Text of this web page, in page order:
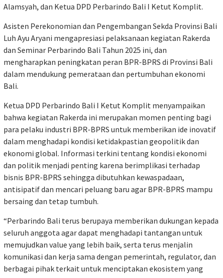
Alamsyah, dan Ketua DPD Perbarindo Bali I Ketut Komplit.
Asisten Perekonomian dan Pengembangan Sekda Provinsi Bali
Luh Ayu Aryani mengapresiasi pelaksanaan kegiatan Rakerda
dan Seminar Perbarindo Bali Tahun 2025 ini, dan
mengharapkan peningkatan peran BPR-BPRS di Provinsi Bali
dalam mendukung pemerataan dan pertumbuhan ekonomi
Bali.
Ketua DPD Perbarindo Bali I Ketut Komplit menyampaikan
bahwa kegiatan Rakerda ini merupakan momen penting bagi
para pelaku industri BPR-BPRS untuk memberikan ide inovatif
dalam menghadapi kondisi ketidakpastian geopolitik dan
ekonomi global. Informasi terkini tentang kondisi ekonomi
dan politik menjadi penting karena berimplikasi terhadap
bisnis BPR-BPRS sehingga dibutuhkan kewaspadaan,
antisipatif dan mencari peluang baru agar BPR-BPRS mampu
bersaing dan tetap tumbuh.
“Perbarindo Bali terus berupaya memberikan dukungan kepada
seluruh anggota agar dapat menghadapi tantangan untuk
memujudkan value yang lebih baik, serta terus menjalin
komunikasi dan kerja sama dengan pemerintah, regulator, dan
berbagai pihak terkait untuk menciptakan ekosistem yang